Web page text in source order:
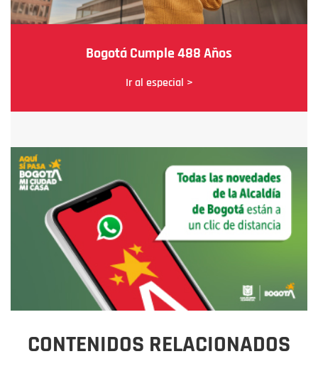
Bogotá Cumple 488 Años
Ir al especial >
CONTENIDOS RELACIONADOS